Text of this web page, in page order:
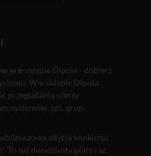
w e-sklepie Dipola - dobierz
W e-sklepie Dipola
przeglądania oferty
systemów, tzn. grup
edycja konkursu
To już dwudziesty piąty raz,